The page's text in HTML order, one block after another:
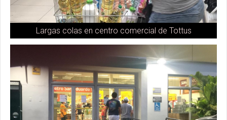
Largas colas en centro comercial de Tottus